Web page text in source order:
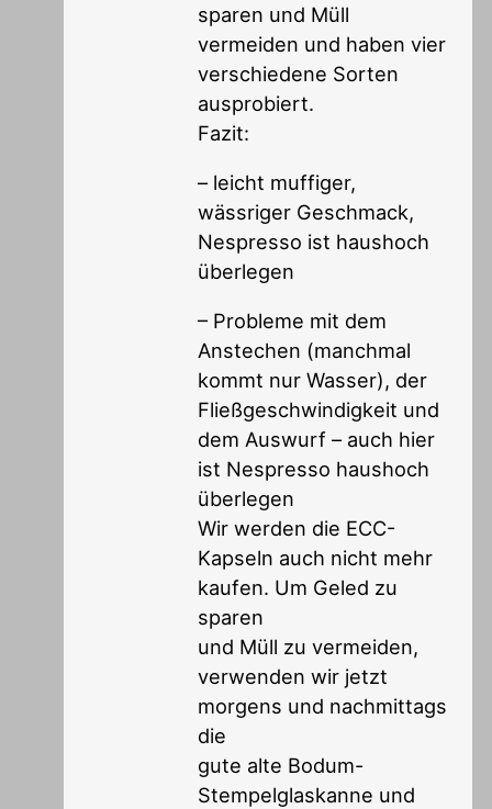
sparen und Müll
vermeiden und haben vier
verschiedene Sorten
ausprobiert.
Fazit:
– leicht muffiger,
wässriger Geschmack,
Nespresso ist haushoch
überlegen
– Probleme mit dem
Anstechen (manchmal
kommt nur Wasser), der
Fließgeschwindigkeit und
dem Auswurf – auch hier
ist Nespresso haushoch
überlegen
Wir werden die ECC-
Kapseln auch nicht mehr
kaufen. Um Geled zu
sparen
und Müll zu vermeiden,
verwenden wir jetzt
morgens und nachmittags
die
gute alte Bodum-
Stempelglaskanne und